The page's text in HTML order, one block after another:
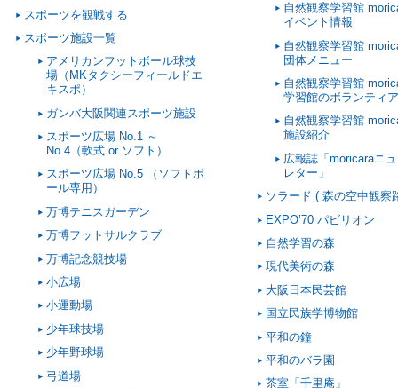
スポーツを観戦する
スポーツ施設一覧
アメリカンフットボール球技
場（MKタクシーフィールドエ
キスポ）
ガンバ大阪関連スポーツ施設
スポーツ広場 No.1 ～
No.4（軟式 or ソフト）
スポーツ広場 No.5 （ソフトボ
ール専用）
万博テニスガーデン
万博フットサルクラブ
万博記念競技場
小広場
小運動場
少年球技場
少年野球場
弓道場
自然観察学習館
イベント情報
自然観察学習館
団体メニュー
自然観察学習館
学習館のボランティア
自然観察学習館
施設紹介
広報誌「moricaraニ
レター」
ソラード ( 森の空中観察
EXPO’70 パビリオン
自然学習の森
現代美術の森
大阪日本民芸館
国立民族学博物館
平和の鐘
平和のバラ園
茶室「千里庵」